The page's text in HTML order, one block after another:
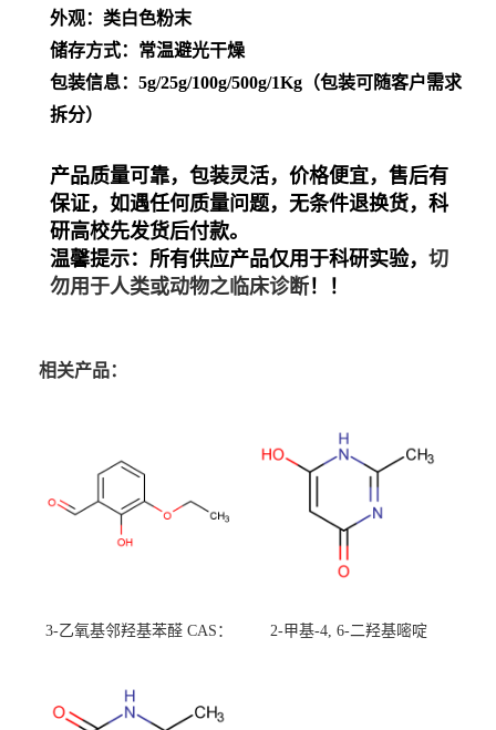
外观：类白色粉末
储存方式：常温避光干燥
包装信息：5g/25g/100g/500g/1Kg（包装可随客户需求
拆分）
产品质量可靠，包装灵活，价格便宜， 售后有
保证，如遇任何质量问题，无条件退换货， 科
研高校先发货后付款。
温馨提示： 所有供应产品仅用于科研实验， 切
勿用于人类或动物之临床诊断！！
相关产品：
3-乙氧基邻羟基苯醛 CAS：
校可先用后付
2-甲基-4, 6-二羟基嘧啶